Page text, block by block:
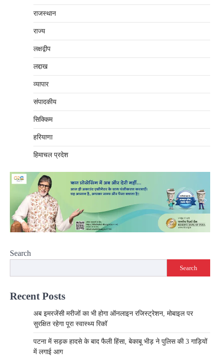
राजस्थान
राज्य
लक्षद्वीप
लद्दाख
व्यापार
संपादकीय
सिक्किम
हरियाणा
हिमाचल प्रदेश
Search
Search
Recent Posts
अब इमरजेंसी मरीजों का भी होगा ऑनलाइन रजिस्ट्रेशन, मोबाइल पर
सुरक्षित रहेगा पूरा स्वास्थ्य रिकॉ
पटना में सड़क हादसे के बाद फैली हिंसा, बेकाबू भीड़ ने पुलिस की 3 गाड़ियों
में लगाई आग